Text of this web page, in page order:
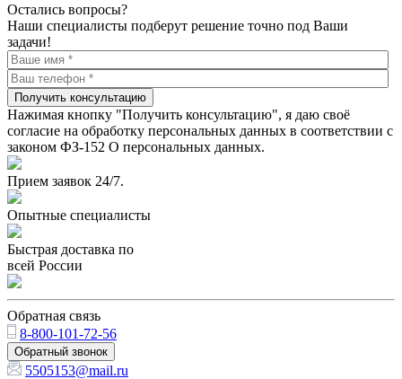
Остались вопросы?
Наши специалисты подберут решение точно под Ваши
задачи!
Получить консультацию
Нажимая кнопку "Получить консультацию", я даю своё
согласие на обработку персональных данных в соответствии с
законом ФЗ-152 О персональных данных.
Прием заявок 24/7.
Опытные специалисты
Быстрая доставка по
всей России
Обратная связь
8-800-101-72-56
Обратный звонок
5505153@mail.ru